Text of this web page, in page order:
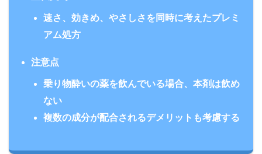
速さ、効きめ、やさしさを同時に考えたプレミ
アム処方
注意点
乗り物酔いの薬を飲んでいる場合、本剤は飲め
ない
複数の成分が配合されるデメリットも考慮する